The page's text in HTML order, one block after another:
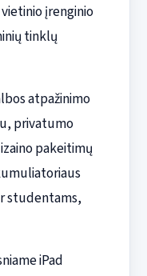
įrenginio
tinklų
atpažinimo
privatumo
pakeitimų
studentams,
iPad